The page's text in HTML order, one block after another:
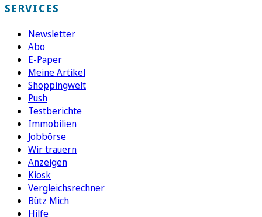
SERVICES
Newsletter
Abo
E-Paper
Meine Artikel
Shoppingwelt
Push
Testberichte
Immobilien
Jobbörse
Wir trauern
Anzeigen
Kiosk
Vergleichsrechner
Bütz Mich
Hilfe